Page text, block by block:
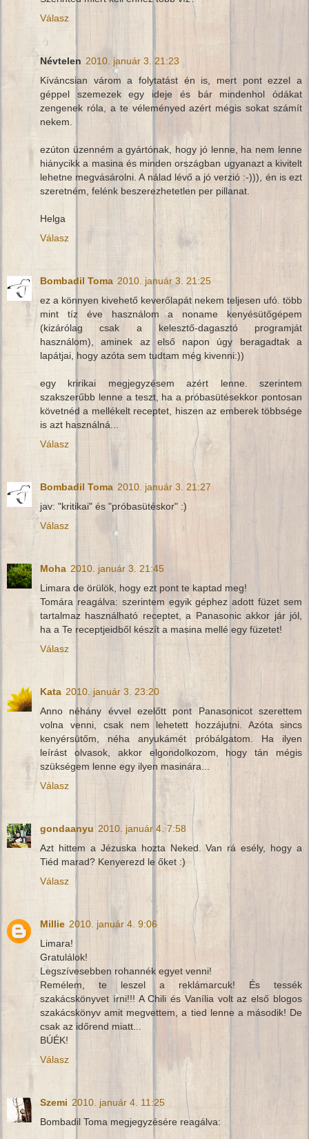
Válasz
Névtelen 2010. január 3. 21:23
Kíváncsian várom a folytatást én is, mert pont ezzel a
géppel szemezek egy ideje és bár mindenhol ódákat
zengenek róla, a te véleményed azért mégis sokat számít
nekem.
ezúton üzenném a gyártónak, hogy jó lenne, ha nem lenne
hiánycikk a masina és minden országban ugyanazt a kivitelt
lehetne megvásárolni. A nálad lévő a jó verzió :-))), én is ezt
szeretném, felénk beszerezhetetlen per pillanat.
Helga
Válasz
Bombadil Toma 2010. január 3. 21:25
ez a könnyen kivehető keverőlapát nekem teljesen ufó. több
mint tíz éve használom a noname kenyésütőgépem
(kizárólag csak a kelesztő-dagasztó programját
használom), aminek az első napon úgy beragadtak a
lapátjai, hogy azóta sem tudtam még kivenni:))
egy kririkai megjegyzésem azért lenne. szerintem
szakszerűbb lenne a teszt, ha a próbasütésekkor pontosan
követnéd a mellékelt receptet, hiszen az emberek többsége
is azt használná...
Válasz
Bombadil Toma 2010. január 3. 21:27
jav: "kritikai" és "próbasütéskor" :)
Válasz
Moha 2010. január 3. 21:45
Limara de örülök, hogy ezt pont te kaptad meg!
Tomára reagálva: szerintem egyik géphez adott füzet sem
tartalmaz használható receptet, a Panasonic akkor jár jól,
ha a Te receptjeidből készít a masina mellé egy füzetet!
Válasz
Kata 2010. január 3. 23:20
Anno néhány évvel ezelőtt pont Panasonicot szerettem
volna venni, csak nem lehetett hozzájutni. Azóta sincs
kenyérsütőm, néha anyukámét próbálgatom. Ha ilyen
leírást olvasok, akkor elgondolkozom, hogy tán mégis
szükségem lenne egy ilyen masinára...
Válasz
gondaanyu 2010. január 4. 7:58
Azt hittem a Jézuska hozta Neked. Van rá esély, hogy a
Tiéd marad? Kenyerezd le őket :)
Válasz
Millie 2010. január 4. 9:06
Limara!
Gratulálok!
Legszívesebben rohannék egyet venni!
Remélem, te leszel a reklámarcuk! És tessék
szakácskönyvet írni!!! A Chili és Vanília volt az első blogos
szakácskönyv amit megvettem, a tied lenne a második! De
csak az időrend miatt...
BÚÉK!
Válasz
Szemi 2010. január 4. 11:25
Bombadil Toma megjegyzésére reagálva: